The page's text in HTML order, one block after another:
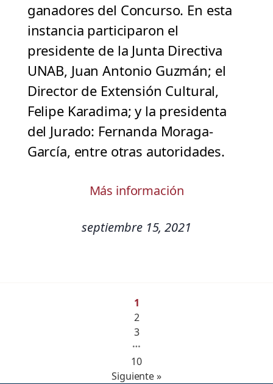
ganadores del Concurso. En esta
instancia participaron el
presidente de la Junta Directiva
UNAB, Juan Antonio Guzmán; el
Director de Extensión Cultural,
Felipe Karadima; y la presidenta
del Jurado: Fernanda Moraga-
García, entre otras autoridades.
Más información
septiembre 15, 2021
1
2
3
…
10
Siguiente »